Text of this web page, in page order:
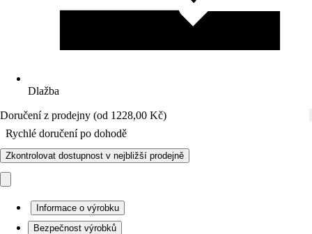
Dlažba
Doručení z prodejny (od 1228,00 Kč)
Rychlé doručení po dohodě
Zkontrolovat dostupnost v nejbližší prodejně
Informace o výrobku
Bezpečnost výrobků